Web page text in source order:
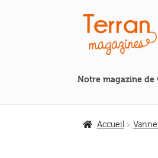
Aller
à
la
Aller
au
contenu
Notre magazine de
Accueil